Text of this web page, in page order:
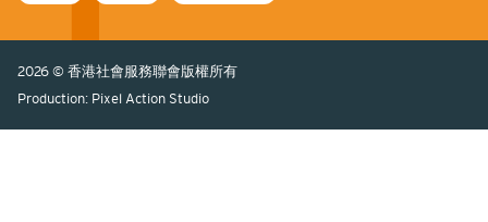
2026 © 香港社會服務聯會版權所有
Production: Pixel Action Studio